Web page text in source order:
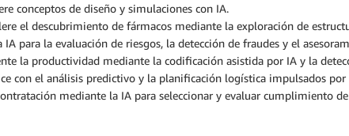
conceptos de diseño y simulaciones con IA.
el descubrimiento de fármacos mediante la exploración de
IA para la evaluación de riesgos, la detección de fraudes y el
la productividad mediante la codificación asistida por IA y la
con el análisis predictivo y la planificación logística impulsados por
mediante la IA para seleccionar y evaluar cumplimiento